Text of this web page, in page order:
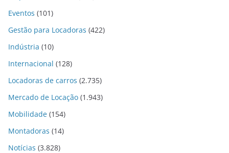
Eventos (101)
Gestão para Locadoras (422)
Indústria (10)
Internacional (128)
Locadoras de carros (2.735)
Mercado de Locação (1.943)
Mobilidade (154)
Montadoras (14)
Notícias (3.828)